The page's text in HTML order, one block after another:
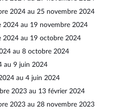
2024 au 25 novembre 2024
2024 au 19 novembre 2024
2024 au 19 octobre 2024
au 8 octobre 2024
au 9 juin 2024
au 4 juin 2024
2023 au 13 février 2024
2023 au 28 novembre 2023